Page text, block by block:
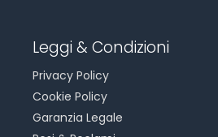
Leggi & Condizioni
Privacy Policy
Cookie Policy
Garanzia Legale